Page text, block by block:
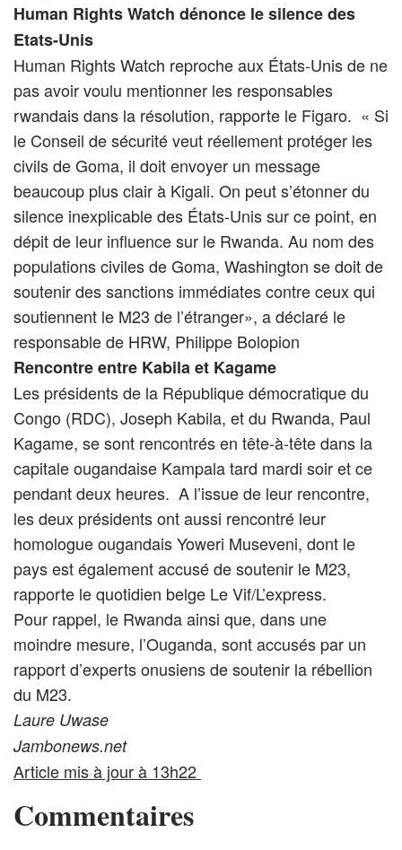
Human Rights Watch dénonce le silence des
Etats-Unis
Human Rights Watch reproche aux États-Unis de ne
pas avoir voulu mentionner les responsables
rwandais dans la résolution, rapporte le Figaro. « Si
le Conseil de sécurité veut réellement protéger les
civils de Goma, il doit envoyer un message
beaucoup plus clair à Kigali. On peut s’étonner du
silence inexplicable des États-Unis sur ce point, en
dépit de leur influence sur le Rwanda. Au nom des
populations civiles de Goma, Washington se doit de
soutenir des sanctions immédiates contre ceux qui
soutiennent le M23 de l’étranger», a déclaré le
responsable de HRW, Philippe Bolopion
Rencontre entre Kabila et Kagame
Les présidents de la République démocratique du
Congo (RDC), Joseph Kabila, et du Rwanda, Paul
Kagame, se sont rencontrés en tête-à-tête dans la
capitale ougandaise Kampala tard mardi soir et ce
pendant deux heures. A l’issue de leur rencontre,
les deux présidents ont aussi rencontré leur
homologue ougandais Yoweri Museveni, dont le
pays est également accusé de soutenir le M23,
rapporte le quotidien belge Le Vif/L’express.
Pour rappel, le Rwanda ainsi que, dans une
moindre mesure, l’Ouganda, sont accusés par un
rapport d’experts onusiens de soutenir la rébellion
du M23.
Laure Uwase
Jambonews.net
Article mis à jour à 13h22
Commentaires